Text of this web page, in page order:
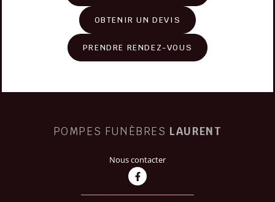
OBTENIR UN DEVIS
PRENDRE RENDEZ-VOUS
POMPES FUNÈBRES LAURENT
Nous contacter